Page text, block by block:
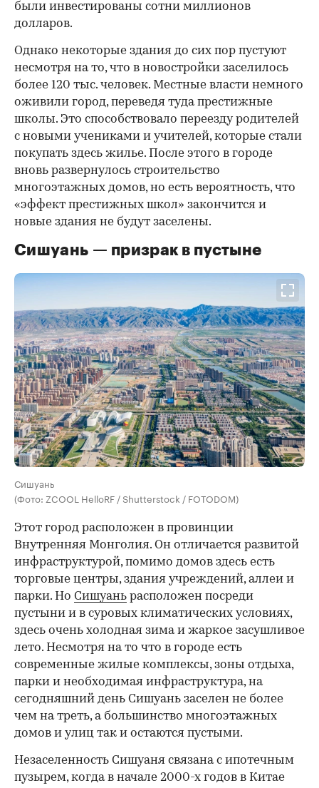
были инвестированы сотни миллионов
долларов.
Однако некоторые здания до сих пор пустуют
несмотря на то, что в новостройки заселилось
более 120 тыс. человек. Местные власти немного
оживили город, переведя туда престижные
школы. Это способствовало переезду родителей
с новыми учениками и учителей, которые стали
покупать здесь жилье. После этого в городе
вновь развернулось строительство
многоэтажных домов, но есть вероятность, что
«эффект престижных школ» закончится и
новые здания не будут заселены.
Сишуань — призрак в пустыне
Сишуань
(Фото: ZCOOL HelloRF / Shutterstock / FOTODOM)
Этот город расположен в провинции
Внутренняя Монголия. Он отличается развитой
инфраструктурой, помимо домов здесь есть
торговые центры, здания учреждений, аллеи и
парки. Но Сишуань расположен посреди
пустыни и в суровых климатических условиях,
здесь очень холодная зима и жаркое засушливое
лето. Несмотря на то что в городе есть
современные жилые комплексы, зоны отдыха,
парки и необходимая инфраструктура, на
сегодняшний день Сишуань заселен не более
чем на треть, а большинство многоэтажных
домов и улиц так и остаются пустыми.
Незаселенность Сишуаня связана с ипотечным
пузырем, когда в начале 2000-х годов в Китае